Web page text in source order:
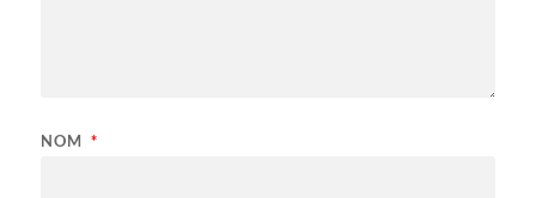
NOM *